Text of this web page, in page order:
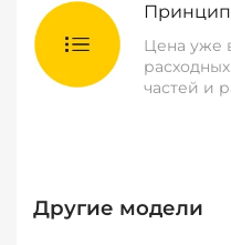
Принцип
Цена уже
частей и
Другие модели